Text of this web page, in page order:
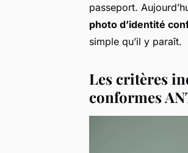
passeport.
photo d’identité
simple qu’il y paraît.
Les critères
conformes